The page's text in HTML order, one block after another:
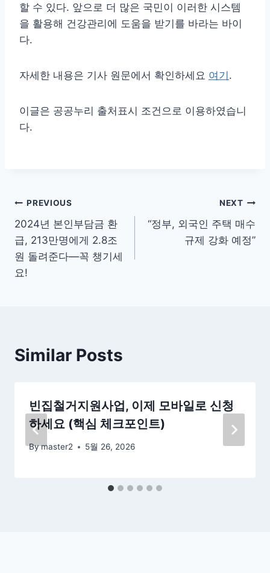
할 수 있다. 앞으로 더 많은 국민이 이러한 시스템
을 활용해 건강관리에 도움을 받기를 바라는 바이
다.
자세한 내용은 기사 원문에서 확인하세요 여기.
이글은 공공누리 출처표시 조건으로 이용하였습니
다.
글
탐
색
PREVIOUS
2024년 본인부담금 환
급, 213만명에게 2.8조
원 돌려준다—꼭 챙기세
요!
NEXT
“정부, 외국인 주택 매수
규제 강화 예정”
Similar Posts
빈집철거지원사업, 이제 모바일로 신청
하세요 (핵심 체크포인트)
Bymaster2 5월 26, 2026